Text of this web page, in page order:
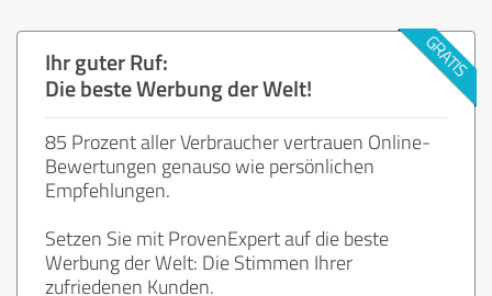
Ihr guter Ruf:
Die beste Werbung der Welt!
85 Prozent aller Verbraucher vertrauen Online-
Bewertungen genauso wie persönlichen
Empfehlungen.
Setzen Sie mit ProvenExpert auf die beste
Werbung der Welt: Die Stimmen Ihrer
zufriedenen Kunden.